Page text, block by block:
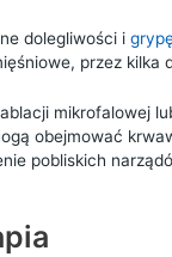
dolegliwości i
przez kilka
mikrofalowej
obejmować
pobliskich